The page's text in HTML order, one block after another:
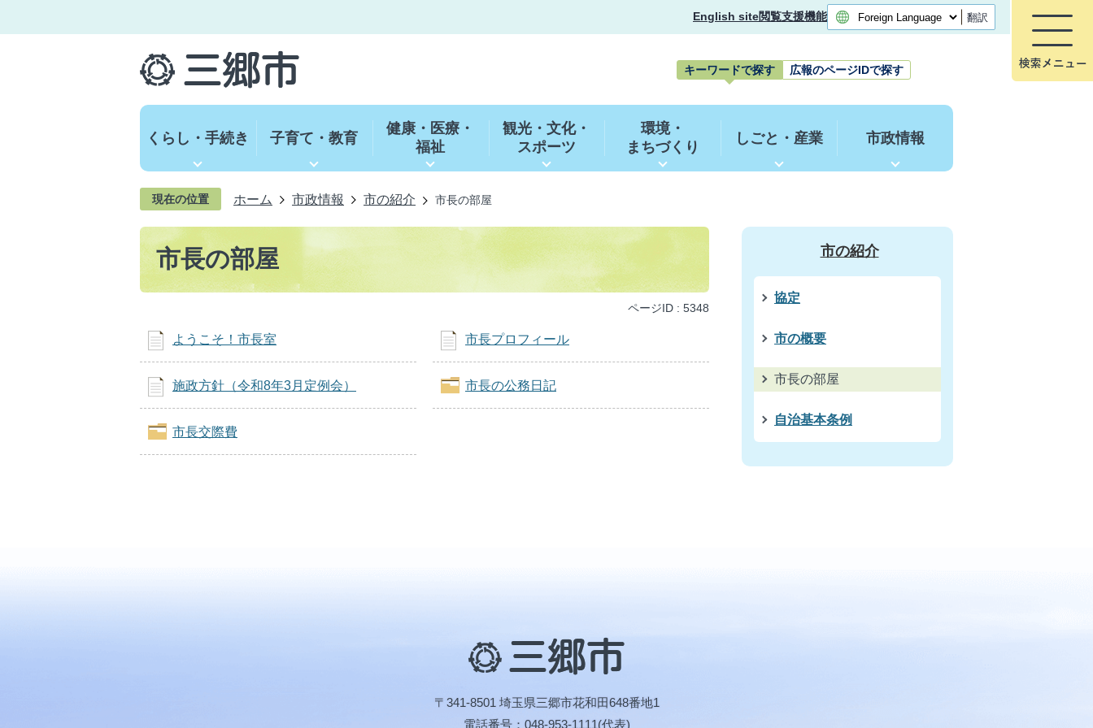
English site閲覧支援機能 翻訳
キーワードで探す 広報のページIDで探す
ワ
ー
くらし・手続き 子育て・教育
健康・医療・
福祉
観光・文化・
スポーツ
環境・
まちづくり
しごと・産業 市政情報
現在の位置 ホーム 市政情報 市の紹介 市長の部屋
市長の部屋
ページID : 5348
ようこそ！市長室 市長プロフィール
施政方針（令和8年3月定例会） 市長の公務日記
市長交際費
市の紹介
協定
市の概要
市長の部屋
自治基本条例
三
郷
〒341-8501 埼玉県三郷市花和田648番地1
電話番号：048-953-1111(代表)